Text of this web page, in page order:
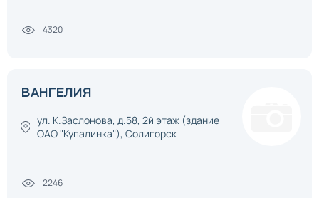
4320
ВАНГЕЛИЯ
ул. К.Заслонова, д.58, 2й этаж (здание
ОАО "Купалинка"), Солигорск
2246